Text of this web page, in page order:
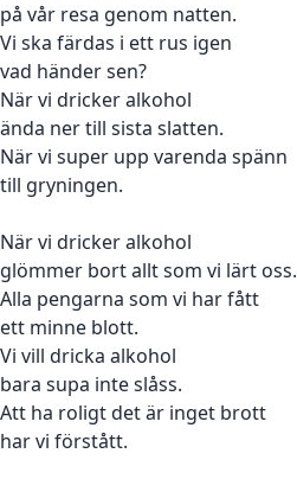
på vår resa genom natten.
Vi ska färdas i ett rus igen
vad händer sen?
När vi dricker alkohol
ända ner till sista slatten.
När vi super upp varenda spänn
till gryningen.
När vi dricker alkohol
glömmer bort allt som vi lärt oss.
Alla pengarna som vi har fått
ett minne blott.
Vi vill dricka alkohol
bara supa inte slåss.
Att ha roligt det är inget brott
har vi förstått.